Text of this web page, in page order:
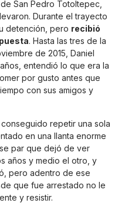
San Pedro Totoltepec,
Durante el trayecto
detención, pero recibió
. Hasta las tres de la
de 2015, Daniel
entendió lo que era la
por gusto antes que
con sus amigos y
repetir una sola
en una llanta enorme
par que dejó de ver
años y medio el otro, y
pero adentro de ese
que fue arrestado no le
y resistir.